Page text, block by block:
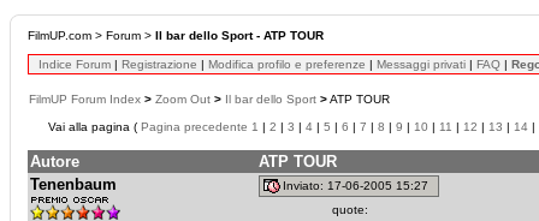
FilmUP.com > Forum > Il bar dello Sport - ATP TOUR
Indice Forum | Registrazione | Modifica profilo e preferenze | Messaggi privati | FAQ |
FilmUP Forum Index > Zoom Out > Il bar dello Sport >ATP TOUR
Vai alla pagina ( Pagina precedente 1 | 2 | 3 | 4 | 5 | 6 | 7 | 8 | 9 | 10 | 11 | 12 | 13 | 14 |
Autore
ATP TOUR
Tenenbaum
Inviato: 17-06-2005 15:27
quote: